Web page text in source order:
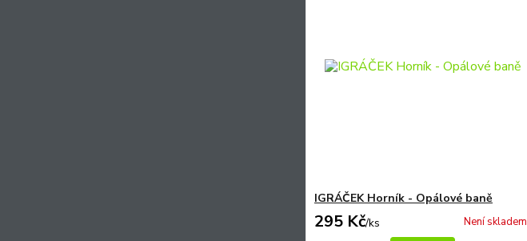
IGRÁČEK Horník - Opálové baně
295 Kč/ks Není skladem